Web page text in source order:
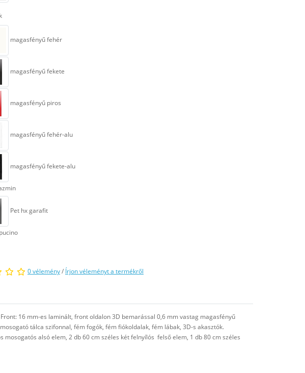
magasfényű fehér
magasfényű fekete
magasfényű piros
magasfényű fehér-alu
magasfényű fekete-alu
Pet hx garafit
0 vélemény/ Írjon véleményt a termékről
16 mm-es laminált, front oldalon 3D bemarással 0,6 mm vastag magasfényű
tálca szifonnal, fém fogók, fém fiókoldalak, fém lábak, 3D-s akasztók.
alsó elem, 2 db 60 cm széles két felnyílós felső elem, 1 db 80 cm széles